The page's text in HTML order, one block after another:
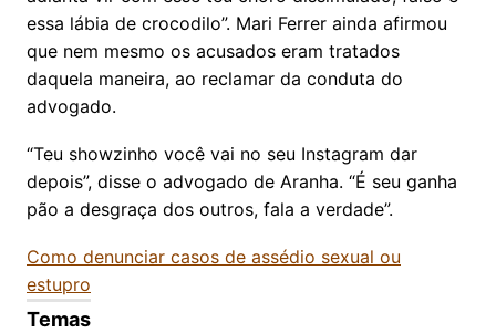
essa lábia de crocodilo”. Mari Ferrer ainda afirmou
que nem mesmo os acusados eram tratados
daquela maneira, ao reclamar da conduta do
advogado.
“Teu showzinho você vai no seu Instagram dar
depois”, disse o advogado de Aranha. “É seu ganha
pão a desgraça dos outros, fala a verdade”.
Como denunciar casos de assédio sexual ou
estupro
Temas